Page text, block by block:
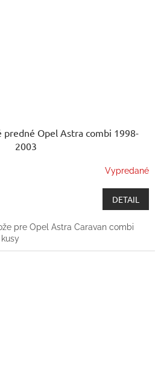
Opel Astra combi 1998-
2003
Vypredané
DETAIL
pre Opel Astra Caravan combi